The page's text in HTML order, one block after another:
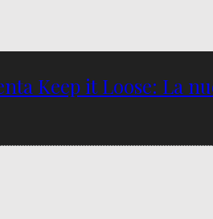
Keep it Loose: La